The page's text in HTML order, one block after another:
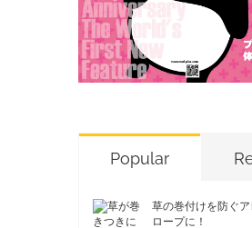
Popular
草の巻付けを防ぐ
ロープに！